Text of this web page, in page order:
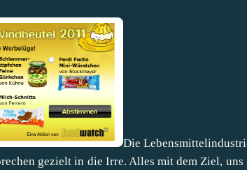
Die
gezielt in die Irre. Alles mit dem Ziel, uns